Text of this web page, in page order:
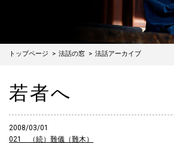
トップページ 法話の窓 法話アーカイブ
若者へ
2008/03/01
021 （続）難儀（難木）